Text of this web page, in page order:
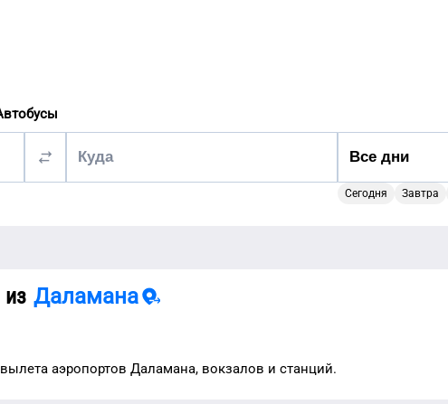
Сегодня Завтра
из Даламана
аэропортов Даламана, вокзалов и станций.